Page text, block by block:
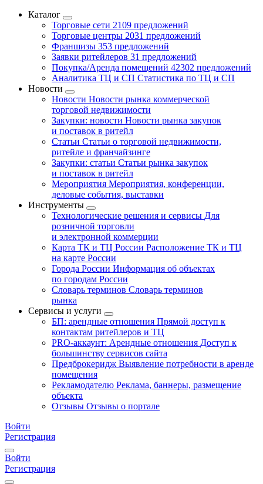
Каталог
Торговые сети 2109 предложений
Торговые центры 2031 предложений
Франшизы 353 предложений
Заявки ритейлеров 31 предложений
Покупка/Аренда помещений 42302 предложений
Аналитика ТЦ и СП Статистика по ТЦ и СП
Новости
Новости Новости рынка коммерческой
торговой недвижимости
Закупки: новости Новости рынка закупок
и поставок в ритейл
Статьи Статьи о торговой недвижимости,
ритейле и франчайзинге
Закупки: статьи Статьи рынка закупок
и поставок в ритейл
Мероприятия Мероприятия, конференции,
деловые события, выставки
Инструменты
Технологические решения и сервисы Для
розничной торговли
и электронной коммерции
Карта ТК и ТЦ России Расположение ТК и ТЦ
на карте России
Города России Информация об объектах
по городам России
Словарь терминов Словарь терминов
рынка
Сервисы и услуги
БП: арендные отношения Прямой доступ к
контактам ритейлеров и ТЦ
PRO-аккаунт: Арендные отношения Доступ к
большинству сервисов сайта
Предброкеридж Выявление потребности в аренде
помещения
Рекламодателю Реклама, баннеры, размещение
объекта
Отзывы Отзывы о портале
Войти
Регистрация
Войти
Регистрация